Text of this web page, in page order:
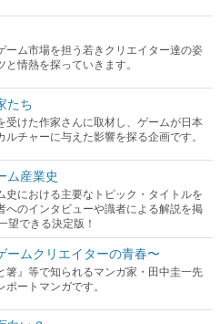
ーム市場を担う若きクリエイター達の姿
情熱を探っていきます。
たち
受けた作家さんに取材し、ゲームが日本
チャーに与えた影響を探る企画です。
ム産業史
史における主要なトピック・タイトルを
へのインタビューや識者による解説を掲
望できる決定版！
ームクリエイターの青春〜
箸』等で知られるマンガ家・田中圭一先
ートマンガです。